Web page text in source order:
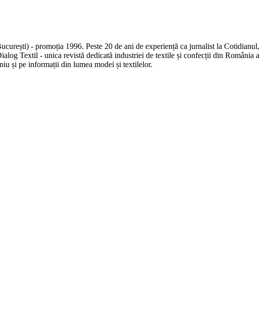
- promoția 1996. Peste 20 de ani de experiență ca jurnalist la Cotidianul,
Textil - unica revistă dedicată industriei de textile și confecții din România a
și pe informații din lumea modei și textilelor.